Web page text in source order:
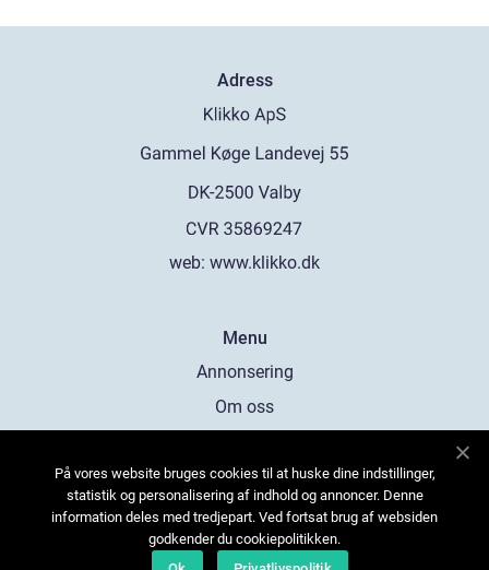
Adress
web: www.klikko.dk
Menu
Annonsering
Om oss
Kontakta oss
Sitemap
På vores website bruges cookies til at huske dine indstillinger,
statistik og personalisering af indhold og annoncer. Denne
information deles med tredjepart. Ved fortsat brug af websiden
godkender du cookiepolitikken.